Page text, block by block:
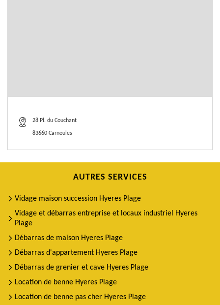
28 Pl. du Couchant
83660 Carnoules
AUTRES SERVICES
Vidage maison succession Hyeres Plage
Vidage et débarras entreprise et locaux industriel Hyeres
Plage
Débarras de maison Hyeres Plage
Débarras d'appartement Hyeres Plage
Débarras de grenier et cave Hyeres Plage
Location de benne Hyeres Plage
Location de benne pas cher Hyeres Plage